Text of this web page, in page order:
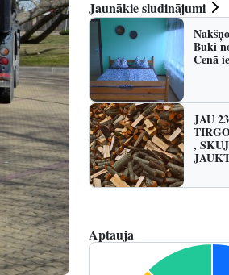
Jaunākie sludinājumi
Buki
Cenā
JAU
,
Aptauja